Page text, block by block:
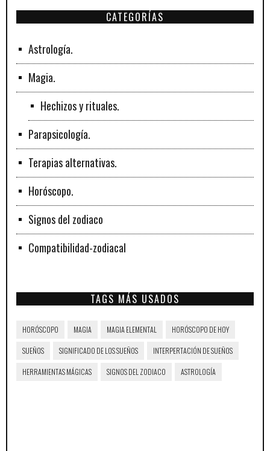
CATEGORÍAS
Astrología.
Magia.
Hechizos y rituales.
Parapsicología.
Terapias alternativas.
Horóscopo.
Signos del zodiaco
Compatibilidad-zodiacal
TAGS MÁS USADOS
HORÓSCOPO MAGIA MAGIA ELEMENTAL HORÓSCOPO DE HOY
SUEÑOS SIGNIFICADO DE LOS SUEÑOS INTERPERTACIÓN DE SUEÑOS
HERRAMIENTAS MÁGICAS SIGNOS DEL ZODIACO ASTROLOGÍA